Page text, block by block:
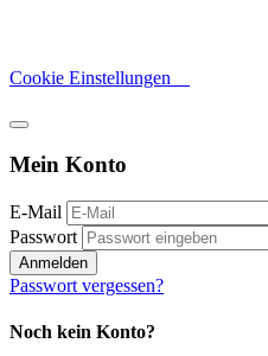
Cookie Einstellungen
Mein Konto
E-Mail
Passwort
Anmelden
Passwort vergessen?
Noch kein Konto?